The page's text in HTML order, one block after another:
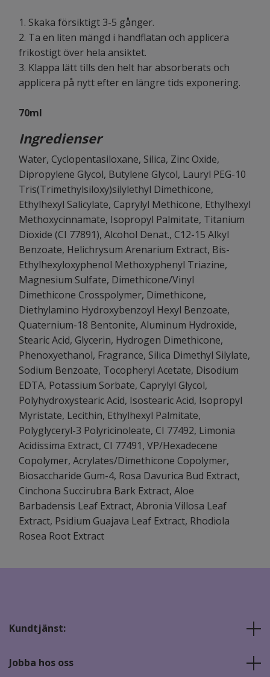
1. Skaka försiktigt 3-5 gånger.
2. Ta en liten mängd i handflatan och applicera
frikostigt över hela ansiktet.
3. Klappa lätt tills den helt har absorberats och
applicera på nytt efter en längre tids exponering.
70ml
Ingredienser
Water, Cyclopentasiloxane, Silica, Zinc Oxide,
Dipropylene Glycol, Butylene Glycol, Lauryl PEG-10
Tris(Trimethylsiloxy)silylethyl Dimethicone,
Ethylhexyl Salicylate, Caprylyl Methicone, Ethylhexyl
Methoxycinnamate, Isopropyl Palmitate, Titanium
Dioxide (CI 77891), Alcohol Denat., C12-15 Alkyl
Benzoate, Helichrysum Arenarium Extract, Bis-
Ethylhexyloxyphenol Methoxyphenyl Triazine,
Magnesium Sulfate, Dimethicone/Vinyl
Dimethicone Crosspolymer, Dimethicone,
Diethylamino Hydroxybenzoyl Hexyl Benzoate,
Quaternium-18 Bentonite, Aluminum Hydroxide,
Stearic Acid, Glycerin, Hydrogen Dimethicone,
Phenoxyethanol, Fragrance, Silica Dimethyl Silylate,
Sodium Benzoate, Tocopheryl Acetate, Disodium
EDTA, Potassium Sorbate, Caprylyl Glycol,
Polyhydroxystearic Acid, Isostearic Acid, Isopropyl
Myristate, Lecithin, Ethylhexyl Palmitate,
Polyglyceryl-3 Polyricinoleate, CI 77492, Limonia
Acidissima Extract, CI 77491, VP/Hexadecene
Copolymer, Acrylates/Dimethicone Copolymer,
Biosaccharide Gum-4, Rosa Davurica Bud Extract,
Cinchona Succirubra Bark Extract, Aloe
Barbadensis Leaf Extract, Abronia Villosa Leaf
Extract, Psidium Guajava Leaf Extract, Rhodiola
Rosea Root Extract
Kundtjänst:
Jobba hos oss